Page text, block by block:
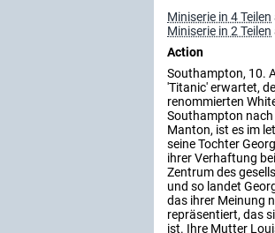
Miniserie in 4 Teilen
Miniserie in 2 Teilen
Action
Southampton, 10.
'Titanic' erwartet,
renommierten
Southampton
Manton, ist es im
seine Tochter
ihrer Verhaftung
Zentrum des
und so landet
das ihrer Meinung
repräsentiert, das
ist. Ihre Mutter